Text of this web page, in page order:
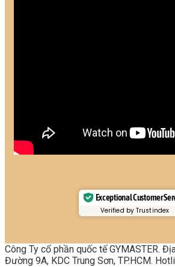
Exceptional Customer
Verified by Trustindex
Công Ty cổ phần quốc tế GYMASTER.
Đường 9A, KDC Trung Sơn, TP.HCM.